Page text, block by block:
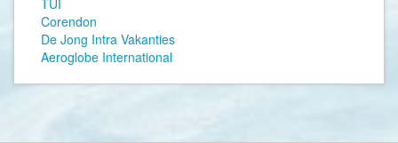
Corendon
De Jong Intra Vakanties
Aeroglobe International